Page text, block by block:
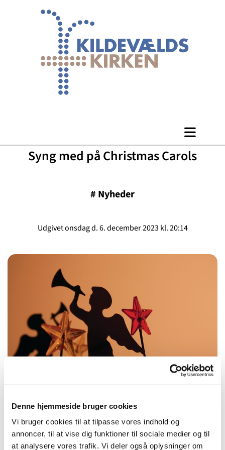
Denne hjemmeside bruger cookies
Vi bruger cookies til at tilpasse vores indhold og
annoncer, til at vise dig funktioner til sociale medier og til
at analysere vores trafik. Vi deler også oplysninger om
Syng med på Christmas Carols
# Nyheder
Udgivet onsdag d. 6. december 2023 kl. 20:14
© Colourbox
onsdag den 20. december kl. 19.30 i selskab med de
skønneste engelske Christmas Carols.